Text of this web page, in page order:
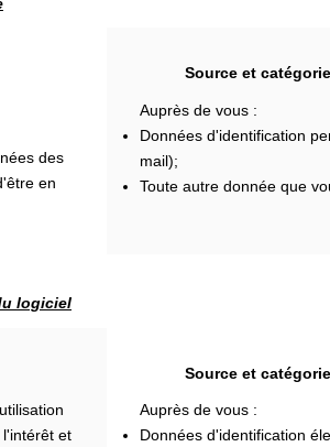
des
en
Source et
Auprès de vous :
Données d'identification
mail);
Toute autre donnée que
logiciel
et
Source et
Auprès de vous :
Données d'identification